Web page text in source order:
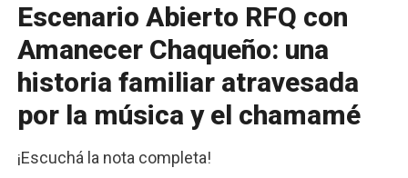
Escenario Abierto RFQ con
Amanecer Chaqueño: una
historia familiar atravesada
por la música y el chamamé
¡Escuchá la nota completa!